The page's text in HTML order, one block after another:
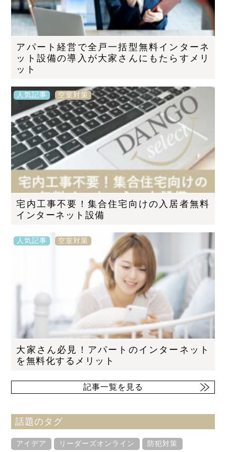
アパート経営で全戸一括型無料インターネ
ット設備の導入が大家さんにもたらすメリ
ット
人気記事 空室対策
宅内工事不要！集合住宅向けの入居者無料
インターネット設備
人気記事 空室対策
大家さん必見！アパートのインターネット
を無料化するメリット
記事一覧を見る
話題のタグ
アイデア リーダーズオンライン 防犯対策